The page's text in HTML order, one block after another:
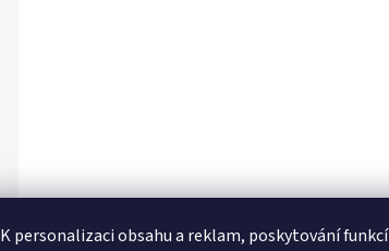
K personalizaci obsahu a reklam, poskytování funkcí